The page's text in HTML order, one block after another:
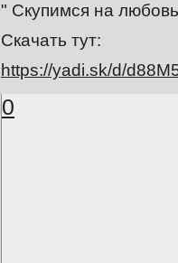
" Скупимся на
Скачать тут:
https://yadi.sk/d/
0